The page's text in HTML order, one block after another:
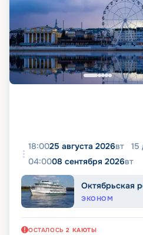
18:0025 августа 2026вт 15
04:0008 сентября 2026вт
Октябрьская
ЭКОНОМ
ОСТАЛОСЬ 2 КАЮТЫ